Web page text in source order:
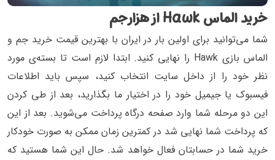
خرید الماس Hawk از هزارجم
شما می‌توانید برای اولین بار در ایران با بهترین قیمت خرید جم و
الماس بازی Hawk را نهایی کنید. ابتدا لازم است تا بسته‌ی مورد
نظر خود را از داخل سایت انتخاب کنید، سپس باید اطلاعات
فیسبوک یا جیمیل خود را در اختیار ما بگذارید، بعد از طی کردن
این دو مرحله شما وارد صفحه درگاه پرداخت می‌شوید. بعد از این
که پرداخت شما نهایی شد در کمترین زمان ممکن به صورت خودکار
خرید شما در حسابتان فعال خواهد شد. حال این شما هستید که